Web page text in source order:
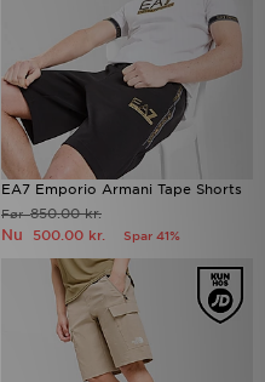
EA7 Emporio Armani Tape Shorts
Før850.00 kr.
Nu 500.00 kr. Spar 41%